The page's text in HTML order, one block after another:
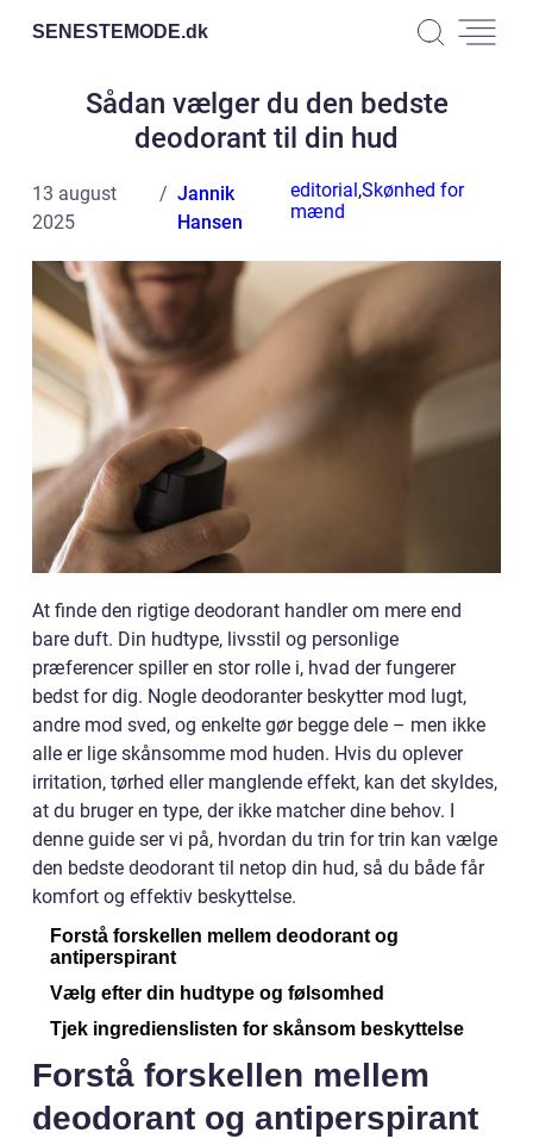
SENESTEMODE.dk
Sådan vælger du den bedste
deodorant til din hud
13 august
2025
Jannik
Hansen
editorial,Skønhed for
mænd
At finde den rigtige deodorant handler om mere end
bare duft. Din hudtype, livsstil og personlige
præferencer spiller en stor rolle i, hvad der fungerer
bedst for dig. Nogle deodoranter beskytter mod lugt,
andre mod sved, og enkelte gør begge dele – men ikke
alle er lige skånsomme mod huden. Hvis du oplever
irritation, tørhed eller manglende effekt, kan det skyldes,
at du bruger en type, der ikke matcher dine behov. I
denne guide ser vi på, hvordan du trin for trin kan vælge
den bedste deodorant til netop din hud, så du både får
komfort og effektiv beskyttelse.
Forstå forskellen mellem deodorant og
antiperspirant
Vælg efter din hudtype og følsomhed
Tjek ingredienslisten for skånsom beskyttelse
Forstå forskellen mellem
deodorant og antiperspirant